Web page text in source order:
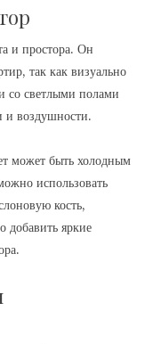
и простора. Он
так как визуально
со светлыми полами
и воздушности.
может быть холодным
использовать
кость,
яркие